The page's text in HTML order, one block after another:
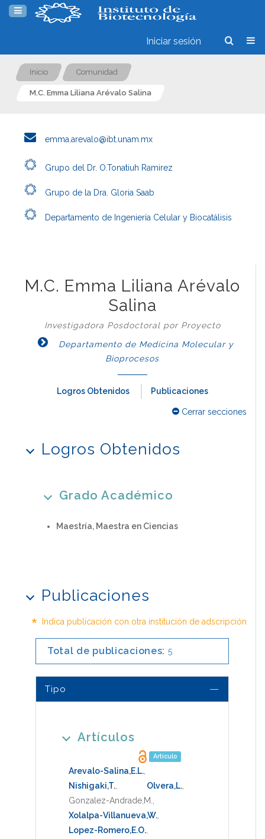
Iniciar sesión
Inicio Comunidad
M.C. Emma Liliana Arévalo Salina
emma.arevalo@ibt.unam.mx
Grupo del Dr. O.Tonatiuh Ramirez
Grupo de la Dra. Gloria Saab
Departamento de Ingeniería Celular y Biocatálisis
M.C. Emma Liliana Arévalo
Salina
Investigadora Posdoctoral por Proyecto
Departamento de Medicina Molecular y
Bioprocesos
Logros Obtenidos Publicaciones
Cerrar secciones
Logros Obtenidos
Grado Académico
Maestría, Maestra en Ciencias
Publicaciones
* Indica publicación con otra institución de adscripción
Total de publicaciones: 5
Tipo
Artículos
Artículo
Arevalo-Salina,E.L.
Nishigaki,T.
Olvera,L.
Gonzalez-Andrade,M.
Xolalpa-Villanueva,W.
Lopez-Romero,E.O.